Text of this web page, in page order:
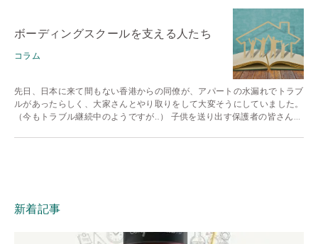
ボーディングスクールを支える人たち
コラム
先日、日本に来て間もない香港からの同僚が、アパートの水漏れでトラブ
ルがあったらしく、大家さんとやり取りをして大変そうにしていました。
（今もトラブル継続中のようですが‥） 子供を送り出す保護者の皆さん...
新着記事